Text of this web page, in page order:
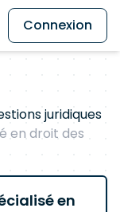
Connexion
juridiques
en droit des
en